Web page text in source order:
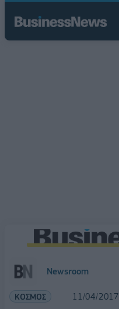
Newsroom
ΚΟΣΜΟΣ 11/04/2017